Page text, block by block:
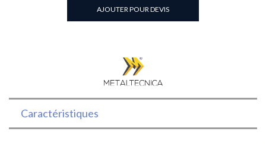
en
inox
AJOUTER POUR DEVIS
Caractéristiques